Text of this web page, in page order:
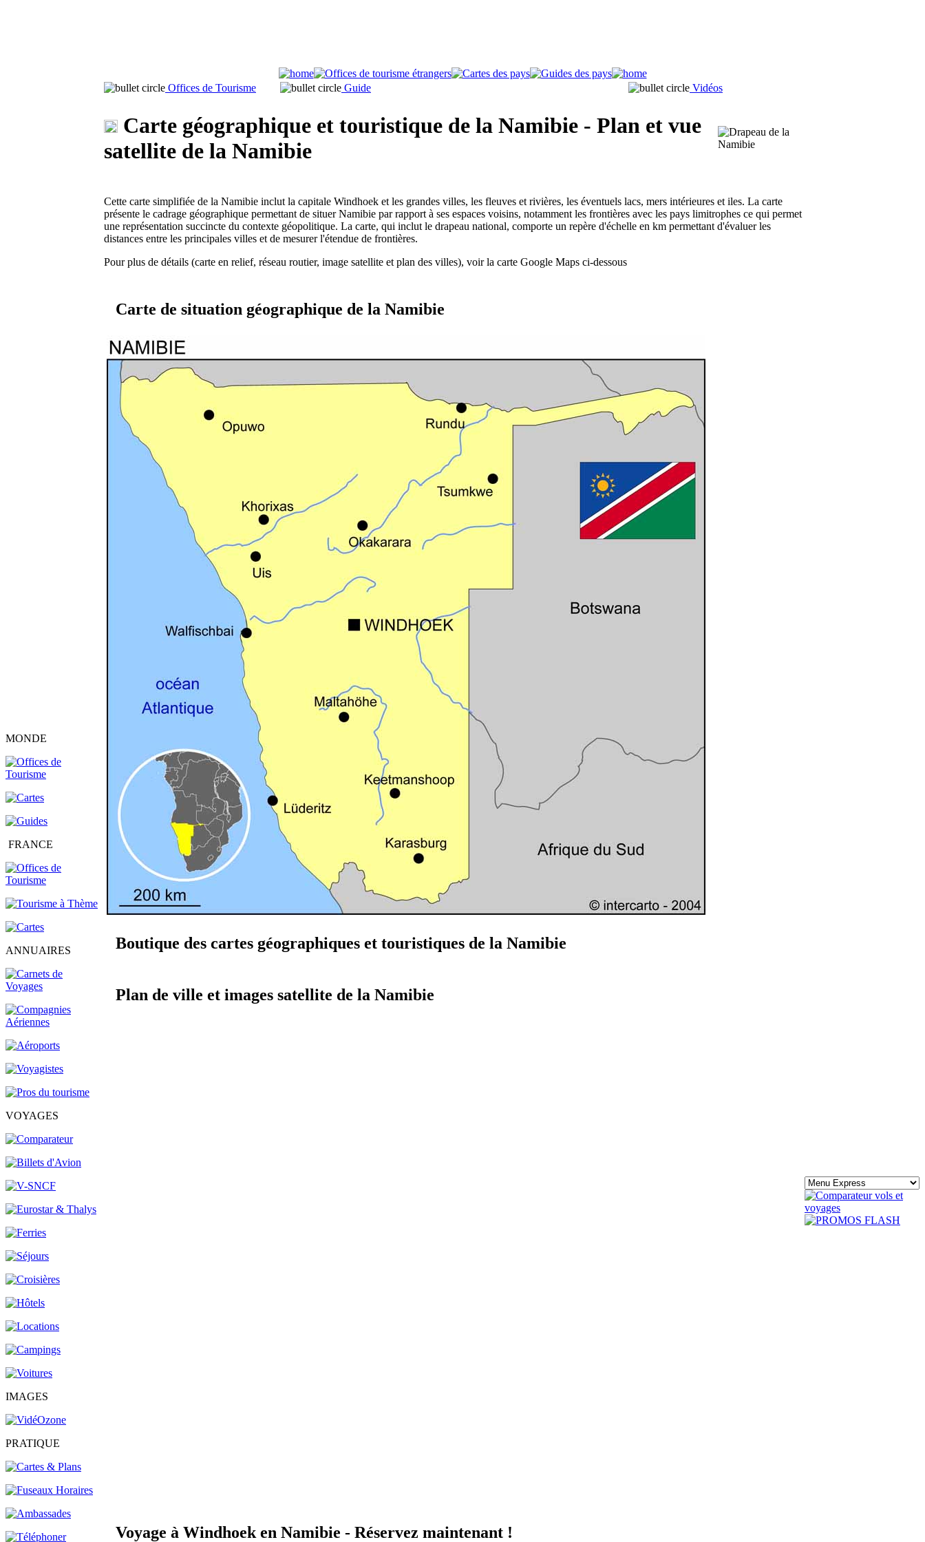
MONDE
FRANCE
ANNUAIRES
VOYAGES
IMAGES
PRATIQUE
Offices de Tourisme Guide Vidéos
Carte géographique et touristique de la Namibie - Plan et vue
satellite de la Namibie
Cette carte simplifiée de la Namibie inclut la capitale Windhoek et les grandes villes, les fleuves et rivières, les éventuels lacs, mers intérieures et iles. La carte
présente le cadrage géographique permettant de situer Namibie par rapport à ses espaces voisins, notamment les frontières avec les pays limitrophes ce qui permet
une représentation succincte du contexte géopolitique. La carte, qui inclut le drapeau national, comporte un repère d'échelle en km permettant d'évaluer les
distances entre les principales villes et de mesurer l'étendue de frontières.
Pour plus de détails (carte en relief, réseau routier, image satellite et plan des villes), voir la carte Google Maps ci-dessous
Carte de situation géographique de la Namibie
Boutique des cartes géographiques et touristiques de la Namibie
Plan de ville et images satellite de la Namibie
Voyage à Windhoek en Namibie - Réservez maintenant !